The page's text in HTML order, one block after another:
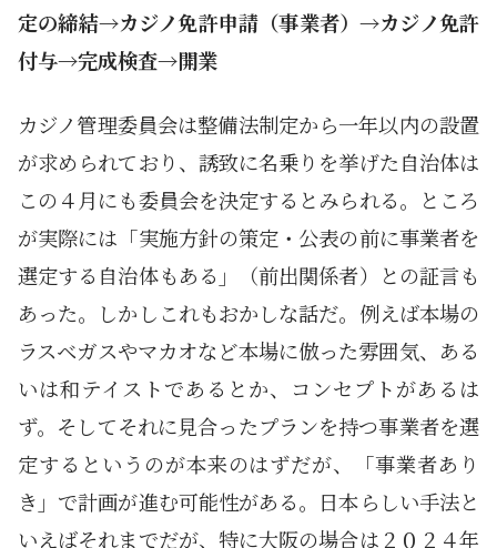
定の締結→カジノ免許申請（事業者）→カジノ免許
付与→完成検査→開業
カジノ管理委員会は整備法制定から一年以内の設置
が求められており、誘致に名乗りを挙げた自治体は
この４月にも委員会を決定するとみられる。ところ
が実際には「実施方針の策定・公表の前に事業者を
選定する自治体もある」（前出関係者）との証言も
あった。しかしこれもおかしな話だ。例えば本場の
ラスベガスやマカオなど本場に倣った雰囲気、ある
いは和テイストであるとか、コンセプトがあるは
ず。そしてそれに見合ったプランを持つ事業者を選
定するというのが本来のはずだが、「事業者あり
き」で計画が進む可能性がある。日本らしい手法と
いえばそれまでだが、特に大阪の場合は２０２４年